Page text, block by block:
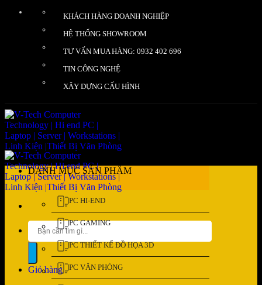
KHÁCH HÀNG DOANH NGHIỆP
HỆ THỐNG SHOWROOM
TƯ VẤN MUA HÀNG: 0932 402 696
TIN CÔNG NGHỆ
XÂY DỰNG CẤU HÌNH
Tìm
kiếm:
Giỏ hàng
DANH MỤC SẢN PHẨM
PC HI-END
PC GAMING
PC THIẾT KẾ ĐỒ HỌA 3D
PC VĂN PHÒNG